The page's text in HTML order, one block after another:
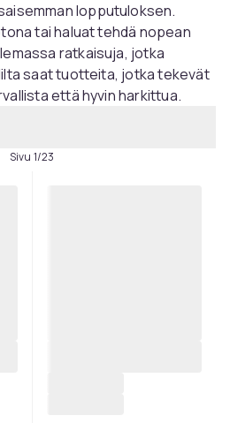
lopputuloksen.
tai haluat tehdä nopean
ratkaisuja, jotka
saat tuotteita, jotka tekevät
että hyvin harkittua.
Sivu 1/23